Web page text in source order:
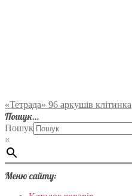
«Тетрада» 96 аркушів клітинка
Пошук…
Пошук
×
Меню сайту: